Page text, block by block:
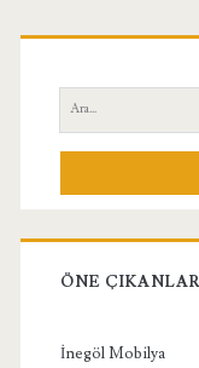
Birincil
Yan
Menü
Ara:
ÖNE ÇIKANLAR
İnegöl Mobilya